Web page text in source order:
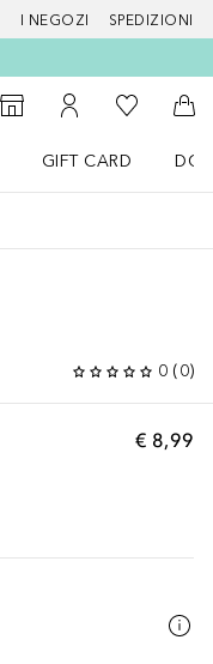
I NEGOZI SPEDIZIONI
StorefinderAl Mio Account
Alla Mia
Al
GIFT CARD
0 (0)
€ 8,99